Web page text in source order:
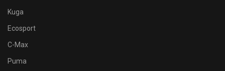
Kuga
Ecosport
C-Max
Puma